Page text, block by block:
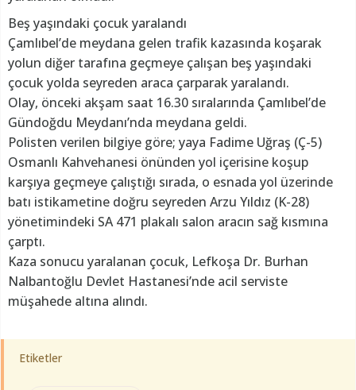
Beş yaşındaki çocuk yaralandı
Çamlıbel’de meydana gelen trafik kazasında koşarak
yolun diğer tarafına geçmeye çalışan beş yaşındaki
çocuk yolda seyreden araca çarparak yaralandı.
Olay, önceki akşam saat 16.30 sıralarında Çamlıbel’de
Gündoğdu Meydanı’nda meydana geldi.
Polisten verilen bilgiye göre; yaya Fadime Uğraş (Ç-5)
Osmanlı Kahvehanesi önünden yol içerisine koşup
karşıya geçmeye çalıştığı sırada, o esnada yol üzerinde
batı istikametine doğru seyreden Arzu Yıldız (K-28)
yönetimindeki SA 471 plakalı salon aracın sağ kısmına
çarptı.
Kaza sonucu yaralanan çocuk, Lefkoşa Dr. Burhan
Nalbantoğlu Devlet Hastanesi’nde acil serviste
müşahede altına alındı.
Etiketler